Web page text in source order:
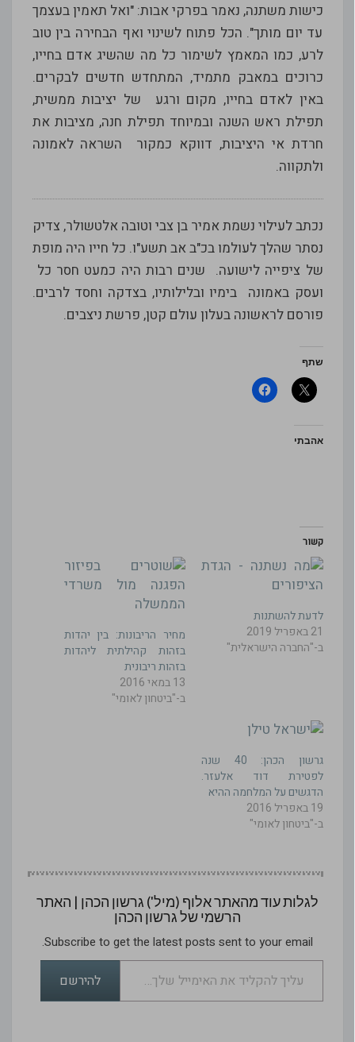
כישות משתנה, נאמר בפרקי אבות: "ואל תאמין בעצמך
עד יום מותך". הכל פתוח לשינוי ואף הבחירה בין טוב
לרע, כמו המאמץ לשימור כל מה שהשיג אדם בחייו,
כרוכים במאבק מתמיד, המתחדש חדשים לבקרים.
באין לאדם בחייו, מקום ורגע של יציבות ממשית,
תפילת ראש השנה ובמיוחד תפילת חנה, מציבות את
חרדת אי היציבות, דווקא כמקור השראה לאמונה
ולתקווה.
נכתב לעילוי נשמת אמיר בן צבי וטובה אלטשולר, צדיק
נסתר שהלך לעולמו בכ"ב אב תשע"ו. כל חייו היה מופת
של ציפייה לישועה. שנים רבות היה כמעט חסר כל
ועסק באמונה בימיו ובלילותיו, בצדקה וחסד לרבים.
פורסם לראשונה בעלון עולם קטן, פרשת ניצבים.
שתף
אהבתי
קשור
לדעת להשתנות
21 באפריל 2019
ב-"החברה הישראלית"
מחיר הריבונות: בין יהדות
בזהות קהילתית ליהדות
בזהות ריבונית
13 במאי 2016
ב-"ביטחון לאומי"
גרשון הכהן: 40 שנה
לפטירת דוד אלעזר.
הדגשים על המלחמה ההיא
19 באפריל 2016
ב-"ביטחון לאומי"
לגלות עוד מהאתר אלוף (מיל') גרשון הכהן | האתר
הרשמי של גרשון הכהן
Subscribe to get the latest posts sent to your email.
עליך להקליד את האימייל שלך…
להירשם